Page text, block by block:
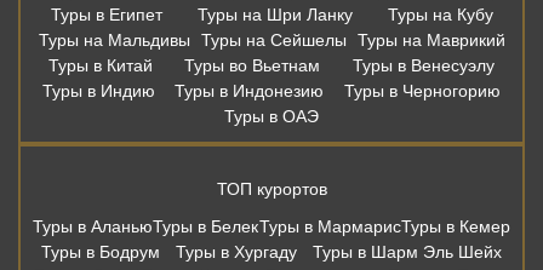
Туры в Египет
Туры на Шри Ланку
Туры на Кубу
Туры на Мальдивы
Туры на Сейшелы
Туры на Маврикий
Туры в Китай
Туры во Вьетнам
Туры в Венесуэлу
Туры в Индию
Туры в Индонезию
Туры в Черногорию
Туры в ОАЭ
ТОП курортов
Туры в АланьюТуры в БелекТуры в МармарисТуры в Кемер
Туры в Бодрум
Туры в Хургаду
Туры в Шарм Эль Шейх